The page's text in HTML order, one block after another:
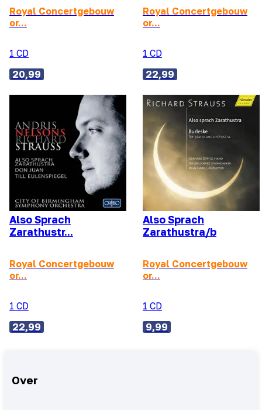
Royal Concertgebouw
or...
1 CD
20,99
Royal Concertgebouw
or...
1 CD
22,99
Also Sprach
Zarathustr...
Royal Concertgebouw
or...
1 CD
22,99
Also Sprach
Zarathustra/b
Royal Concertgebouw
or...
1 CD
9,99
Over